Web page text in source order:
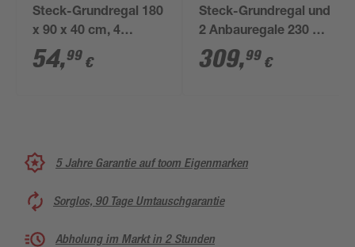
Steck-Grundregal 180
x 90 x 40 cm, 4
Böden, weiß,
Tragkraft 260 kg
54,99 €
Steck-Grundregal und
2 Anbauregale 230 x
340 x 35 cm, 18
Böden, verzinkt,
309,99 €
5 Jahre Garantie auf toom Eigenmarken
Sorglos, 90 Tage Umtauschgarantie
Abholung im Markt in 2 Stunden